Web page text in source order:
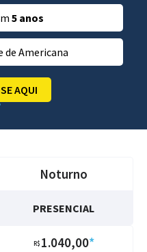
5 anos
de Americana
AQUI
Noturno
PRESENCIAL
R$ 1.040,00*